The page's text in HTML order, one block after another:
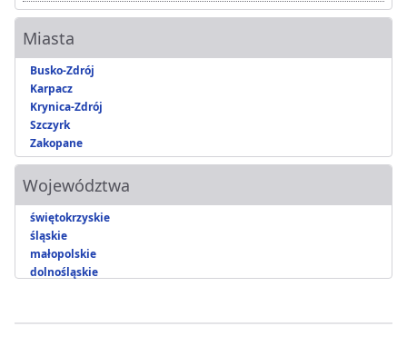
Miasta
Busko-Zdrój
Karpacz
Krynica-Zdrój
Szczyrk
Zakopane
Województwa
świętokrzyskie
śląskie
małopolskie
dolnośląskie